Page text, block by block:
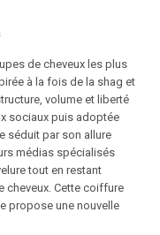
de cheveux les plus
à la fois de la shag et
volume et liberté
sociaux puis adoptée
séduit par son allure
médias spécialisés
tout en restant
cheveux. Cette coiffure
propose une nouvelle